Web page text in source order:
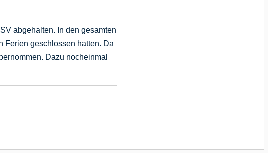
abgehalten. In den gesamten
Ferien geschlossen hatten. Da
Dazu nocheinmal